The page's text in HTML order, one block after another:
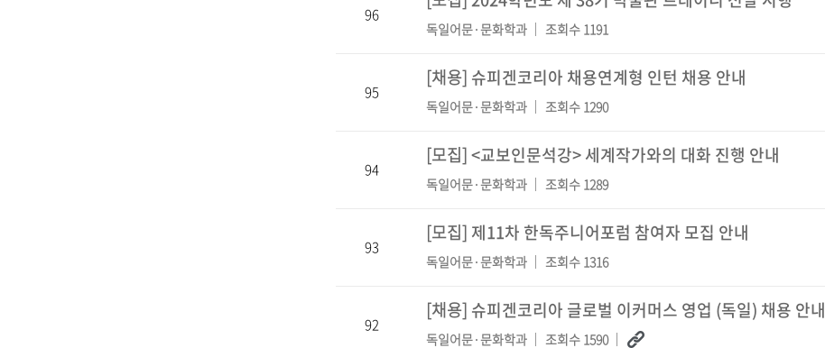
96
독일어문·문화학과 조회수 1191
95
[채용] 슈피겐코리아 채용연계형 인턴 채용 안내
독일어문·문화학과 조회수 1290
94
[모집]<교보인문석강> 세계작가와의 대화 진행 안내
독일어문·문화학과 조회수 1289
93
[모집] 제11차 한독주니어포럼 참여자 모집 안내
독일어문·문화학과 조회수 1316
92
[채용] 슈피겐코리아 글로벌 이커머스 영업 (독일) 채용 안내
독일어문·문화학과 조회수 1590